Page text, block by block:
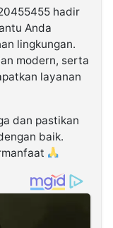
hadir
Anda
lingkungan.
modern, serta
layanan
dan pastikan
baik.